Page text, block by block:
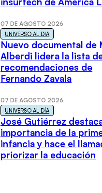
07 DE AGOSTO 2026
UNIVERSO AL DÍA
Nuevo documental de
Alberdi lidera la lista
recomendaciones de
Fernando Zavala
07 DE AGOSTO 2026
UNIVERSO AL DÍA
José Gutiérrez
importancia de la
infancia y hace el
priorizar la educación